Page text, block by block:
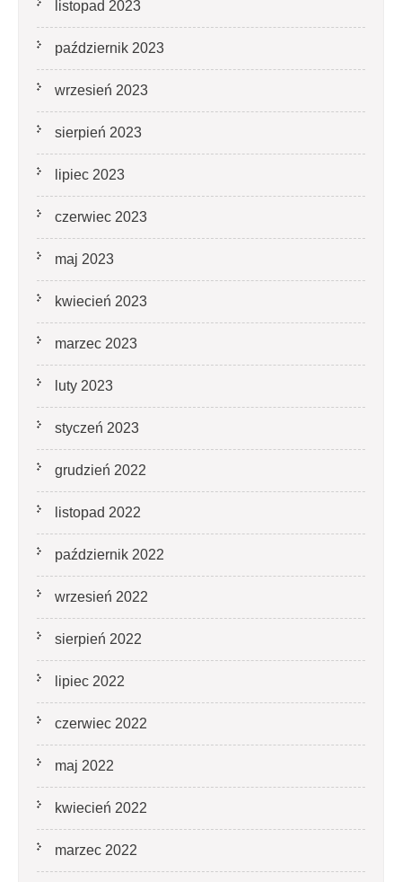
listopad 2023
październik 2023
wrzesień 2023
sierpień 2023
lipiec 2023
czerwiec 2023
maj 2023
kwiecień 2023
marzec 2023
luty 2023
styczeń 2023
grudzień 2022
listopad 2022
październik 2022
wrzesień 2022
sierpień 2022
lipiec 2022
czerwiec 2022
maj 2022
kwiecień 2022
marzec 2022